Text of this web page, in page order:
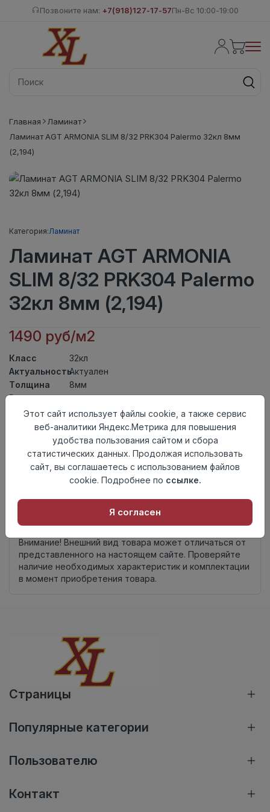
Позвоните нам: +7(918)127-17-57Пн-Вс 10:00-19:00
Главная
Ламинат
Ламинат AGT ARMONIA SLIM 8/32 PRK304 Palermo 32кл 8мм
(2,194)
Категория:Ламинат
Ламинат AGT ARMONIA
SLIM 8/32 PRK304 Palermo
32кл 8мм (2,194)
1490 руб/м2
Класс
32кл
АктуальностьАктуален
Толщина
8мм
Размер
доски
Теплый пол
до +27 градусов
4V
Замок
L2C/ Click to Fit
Страна
происхождения
Турция
Осталось1 упак
Внимание! Внешний вид товара может отличаться от
представленного на настоящем сайте. Проверяйте
наличие необходимых характеристик и комплектации
в момент приобретения товара.
Страницы
Популярные категории
Пользователю
Контакт
Этот сайт использует файлы cookie, а также сервис
веб-аналитики Яндекс.Метрика для повышения
удобства пользования сайтом и сбора
статистических данных. Продолжая использовать
сайт, вы соглашаетесь с использованием файлов
cookie. Подробнее по ссылке.
Я согласен